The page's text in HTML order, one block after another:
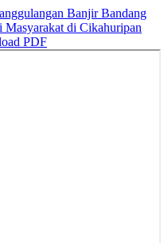
Banjir Bandang
Masyarakat di Cikahuripan
PDF